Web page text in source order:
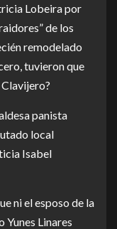
Lobeira por
de los
remodelado
tuvieron que
panista
local
Isabel
ni el esposo de la
Yunes Linares